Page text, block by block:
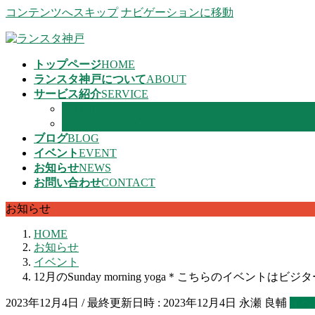
コンテンツへスキップ ナビゲーションに移動
トップページHOME
ランスタ神戸についてABOUT
サービス紹介SERVICE
ブログBLOG
イベントEVENT
お知らせNEWS
お問い合わせCONTACT
お知らせ
HOME
お知らせ
イベント
12月のSunday morning yoga＊こちらのイベントはビジ
2023年12月4日 / 最終更新日時 : 2023年12月4日 永瀬 良輔